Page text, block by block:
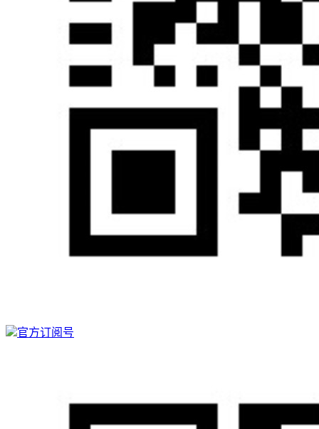
官方订阅号